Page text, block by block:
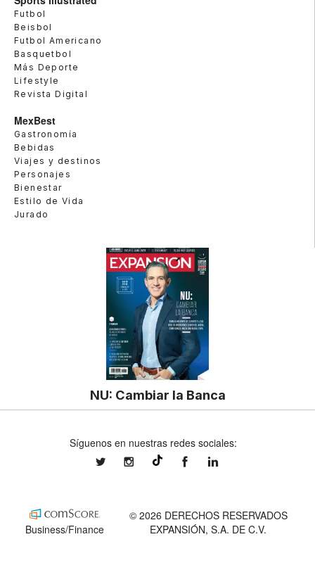
Futbol
Beisbol
Futbol Americano
Basquetbol
Más Deporte
Lifestyle
Revista Digital
MexBest
Gastronomía
Bebidas
Viajes y destinos
Personajes
Bienestar
Estilo de Vida
Jurado
NU: Cambiar la Banca
Síguenos en nuestras redes sociales:
expansionmxexpansionmx ExpansionMex
Business/Finance
© 2026 DERECHOS RESERVADOS
EXPANSIÓN, S.A. DE C.V.